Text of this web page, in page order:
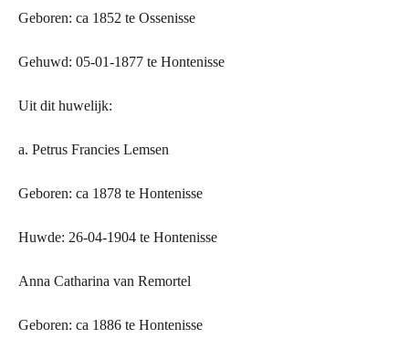
Geboren: ca 1852 te Ossenisse
Gehuwd: 05-01-1877 te Hontenisse
Uit dit huwelijk:
a. Petrus Francies Lemsen
Geboren: ca 1878 te Hontenisse
Huwde: 26-04-1904 te Hontenisse
Anna Catharina van Remortel
Geboren: ca 1886 te Hontenisse